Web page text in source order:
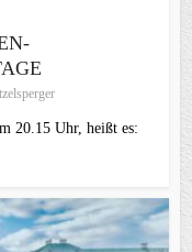
20.15 Uhr, heißt es: